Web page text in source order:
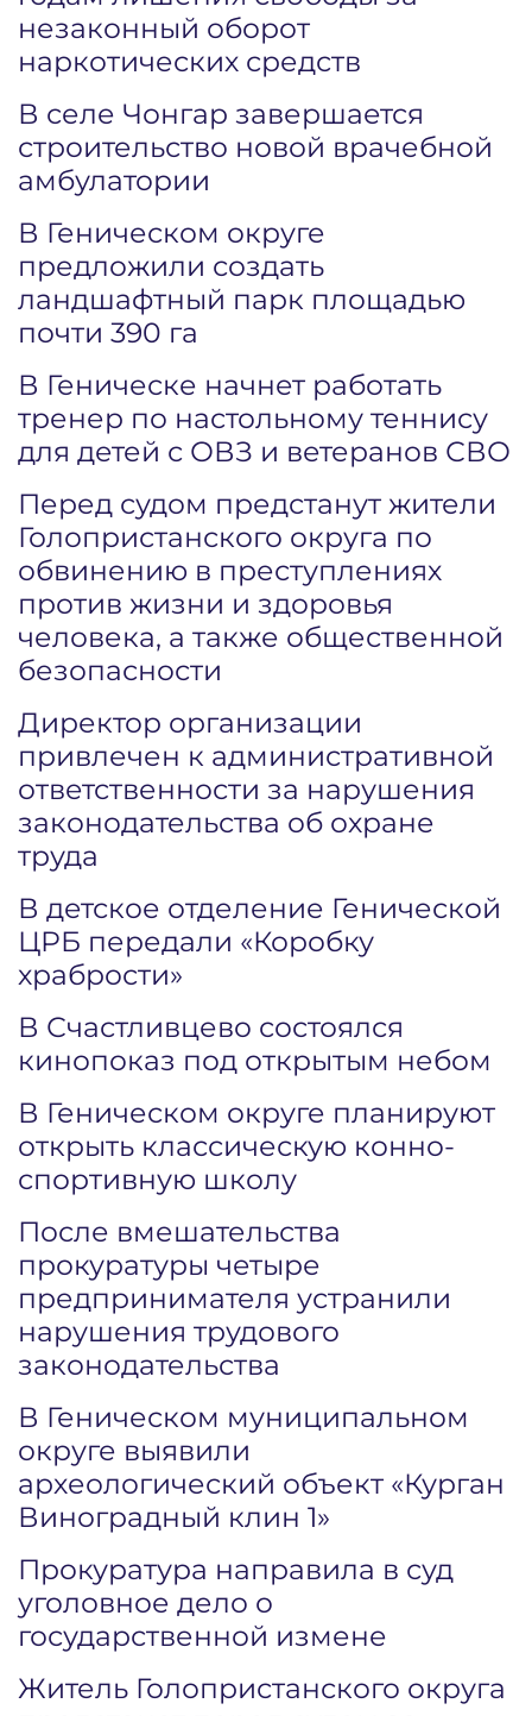
незаконный оборот
наркотических средств
В селе Чонгар завершается
строительство новой врачебной
амбулатории
В Геническом округе
предложили создать
ландшафтный парк площадью
почти 390 га
В Геническе начнет работать
тренер по настольному теннису
для детей с ОВЗ и ветеранов СВО
Перед судом предстанут жители
Голопристанского округа по
обвинению в преступлениях
против жизни и здоровья
человека, а также общественной
безопасности
Директор организации
привлечен к административной
ответственности за нарушения
законодательства об охране
труда
В детское отделение Генической
ЦРБ передали «Коробку
храбрости»
В Счастливцево состоялся
кинопоказ под открытым небом
В Геническом округе планируют
открыть классическую конно-
спортивную школу
После вмешательства
прокуратуры четыре
предпринимателя устранили
нарушения трудового
законодательства
В Геническом муниципальном
округе выявили
археологический объект «Курган
Виноградный клин 1»
Прокуратура направила в суд
уголовное дело о
государственной измене
Житель Голопристанского округа